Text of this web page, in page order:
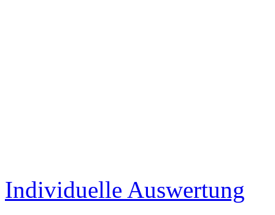
Individuelle Auswertung